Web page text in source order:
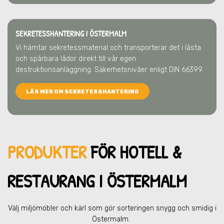
SEKRETESSHANTERING I ÖSTERMALM
Vi hämtar sekretessmaterial och transporterar det i låsta
och spårbara lådor direkt till vår egen
destruktionsanläggning. Säkerhetsnivåer enligt DIN 66399.
LÄS MER OM SEKRETESSHANTERING
PRODUKTERFÖR HOTELL &
RESTAURANG I ÖSTERMALM
Välj miljömöbler och kärl som gör sorteringen snygg och smidig i
Östermalm.